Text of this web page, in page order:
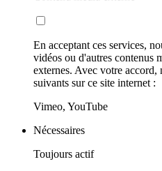
En acceptant ces services,
vidéos ou d'autres contenus
externes. Avec votre accord,
suivants sur ce site internet :
Vimeo, YouTube
Nécessaires
Toujours actif